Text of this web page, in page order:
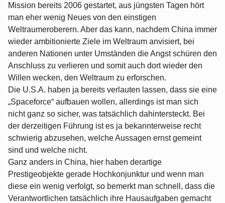
Mission bereits 2006 gestartet, aus jüngsten Tagen hört
man eher wenig Neues von den einstigen
Weltraumeroberern. Aber das kann, nachdem China immer
wieder ambitionierte Ziele im Weltraum anvisiert, bei
anderen Nationen unter Umständen die Angst schüren den
Anschluss zu verlieren und somit auch dort wieder den
Willen wecken, den Weltraum zu erforschen.
Die U.S.A. haben ja bereits verlauten lassen, dass sie eine
„Spaceforce“ aufbauen wollen, allerdings ist man sich
nicht ganz so sicher, was tatsächlich dahintersteckt. Bei
der derzeitigen Führung ist es ja bekannterweise recht
schwierig abzusehen, welche Aussagen ernst gemeint
sind und welche nicht.
Ganz anders in China, hier haben derartige
Prestigeobjekte gerade Hochkonjunktur und wenn man
diese ein wenig verfolgt, so bemerkt man schnell, dass die
Verantwortlichen tatsächlich ihre Hausaufgaben gemacht